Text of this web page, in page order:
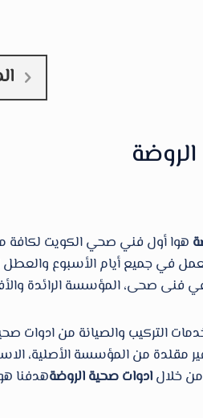
في جميع أيام الأسبوع
صحى، المؤسسة الرائدة والأفضل
من المؤسسة الأصلية،
خلالادوات صحية الروضةهدفنا